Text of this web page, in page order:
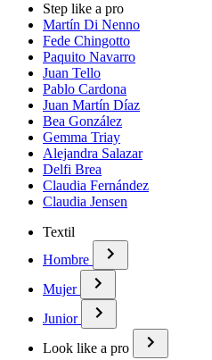
Step like a pro
Martín Di Nenno
Fede Chingotto
Paquito Navarro
Juan Tello
Pablo Cardona
Juan Martín Díaz
Bea González
Gemma Triay
Alejandra Salazar
Delfi Brea
Claudia Fernández
Claudia Jensen
Textil
Hombre
Mujer
Junior
Look like a pro